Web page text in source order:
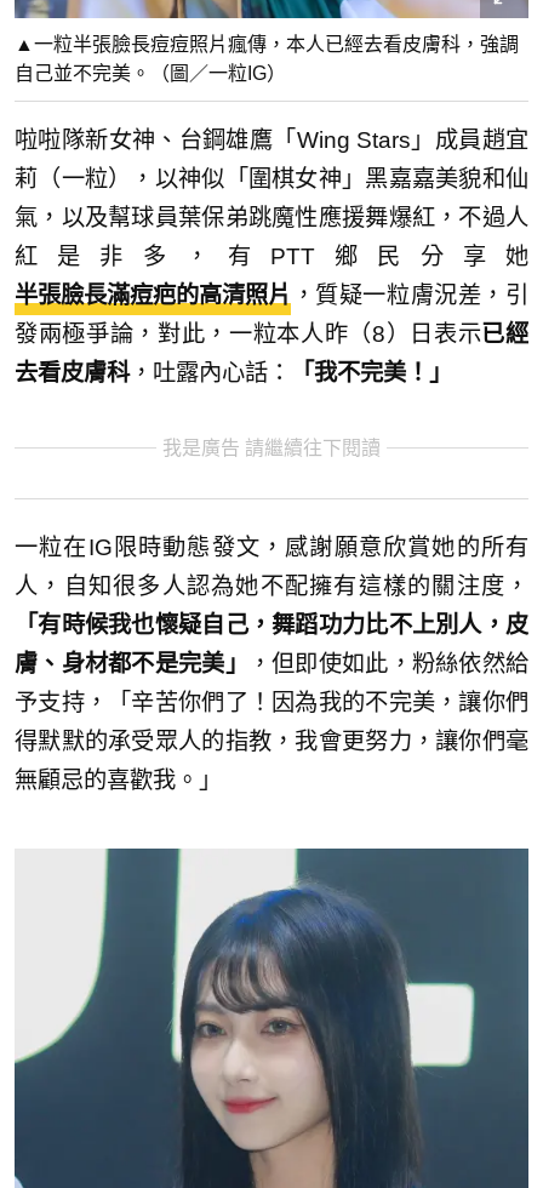
▲一粒半張臉長痘痘照片瘋傳，本人已經去看皮膚科，強調
自己並不完美。（圖／一粒IG）
啦啦隊新女神、台鋼雄鷹「Wing Stars」成員趙宜
莉（一粒），以神似「圍棋女神」黑嘉嘉美貌和仙
氣，以及幫球員葉保弟跳魔性應援舞爆紅，不過人
紅是非多，有PTT鄉民分享她
半張臉長滿痘疤的高清照片 ，質疑一粒膚況差，引
發兩極爭論，對此，一粒本人昨（8）日表示已經
去看皮膚科，吐露內心話： 「我不完美！」
我是廣告 請繼續往下閱讀
一粒在IG限時動態發文，感謝願意欣賞她的所有
人，自知很多人認為她不配擁有這樣的關注度，
「有時候我也懷疑自己，舞蹈功力比不上別人，皮
膚、身材都不是完美」
，但即使如此，粉絲依然給
予支持，「辛苦你們了！因為我的不完美，讓你們
得默默的承受眾人的指教，我會更努力，讓你們毫
無顧忌的喜歡我。」